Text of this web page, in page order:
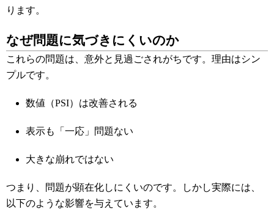
ります。
なぜ問題に気づきにくいのか
これらの問題は、意外と見過ごされがちです。理由はシン
プルです。
数値（PSI）は改善される
表示も「一応」問題ない
大きな崩れではない
つまり、問題が顕在化しにくいのです。しかし実際には、
以下のような影響を与えています。